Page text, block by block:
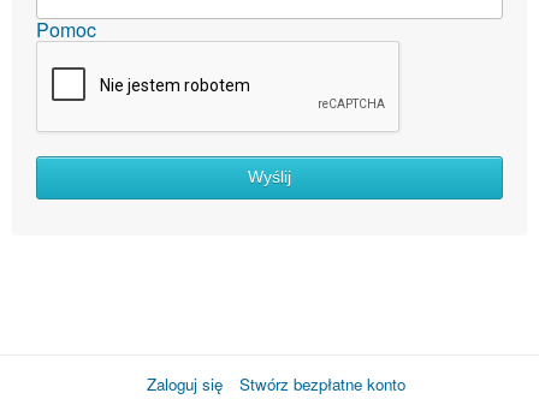
Pomoc
Wyślij
Zaloguj się Stwórz bezpłatne konto